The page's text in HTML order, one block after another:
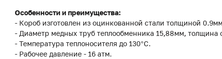
Особенности и преимущества:
- Короб изготовлен из оцинкованной стали толщиной
- Диаметр медных труб теплообменника 15,88мм, толщина
- Температура теплоносителя до 130°C.
- Рабочее давление - 16 атм.